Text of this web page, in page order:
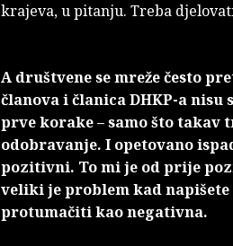
krajeva, u pitanju. Treba
A društvene se mreže često
članova i članica DHKP-a
prve korake – samo što
odobravanje. I opetovano
pozitivni. To mi je od prije
veliki je problem kad
protumačiti kao negativna.